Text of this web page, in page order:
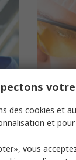
Des
des cookies et
et
vous